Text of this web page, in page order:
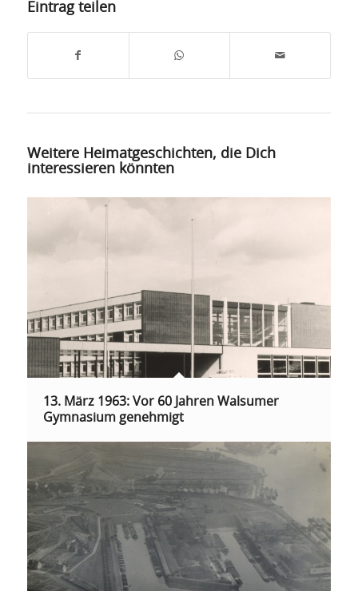
Eintrag teilen
Weitere Heimatgeschichten, die Dich
interessieren könnten
13. März 1963: Vor 60 Jahren Walsumer
Gymnasium genehmigt